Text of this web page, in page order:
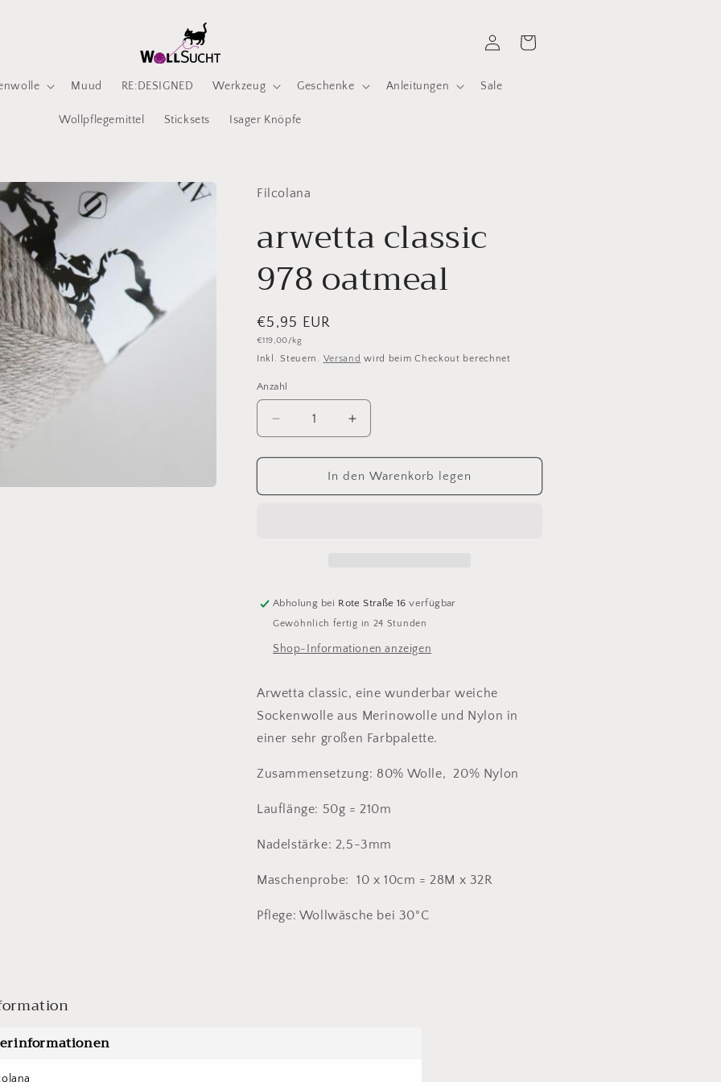
Muud RE:DESIGNED Werkzeug Geschenke Anleitungen Sale
Wollpflegemittel Sticksets Isager Knöpfe
EinloggenWarenkorb
Filcolana
arwetta classic
978 oatmeal
Normaler
Preis
€5,95 EUR
Grundpreis
€119,00/kg
Inkl. Steuern. Versand wird beim Checkout berechnet
Anzahl
Anzahl
Verringere
die
Menge
arwetta
Erhöhe
die
Menge
für
arwetta
In den Warenkorb legen
Abholung bei Rote Straße 16 verfügbar
Gewöhnlich fertig in 24 Stunden
Shop-Informationen anzeigen
Arwetta classic, eine wunderbar weiche
Sockenwolle aus Merinowolle und Nylon in
einer sehr großen Farbpalette.
Zusammensetzung: 80% Wolle, 20% Nylon
Lauflänge: 50g = 210m
Nadelstärke: 2,5-3mm
Maschenprobe: 10 x 10cm = 28M x 32R
Pflege: Wollwäsche bei 30°C